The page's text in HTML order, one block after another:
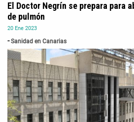
20 Ene 2023
Sanidad en Canarias
El Doctor Negrín se prepara para
de pulmón